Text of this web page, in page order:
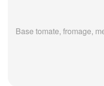
Base tomate, fromage,